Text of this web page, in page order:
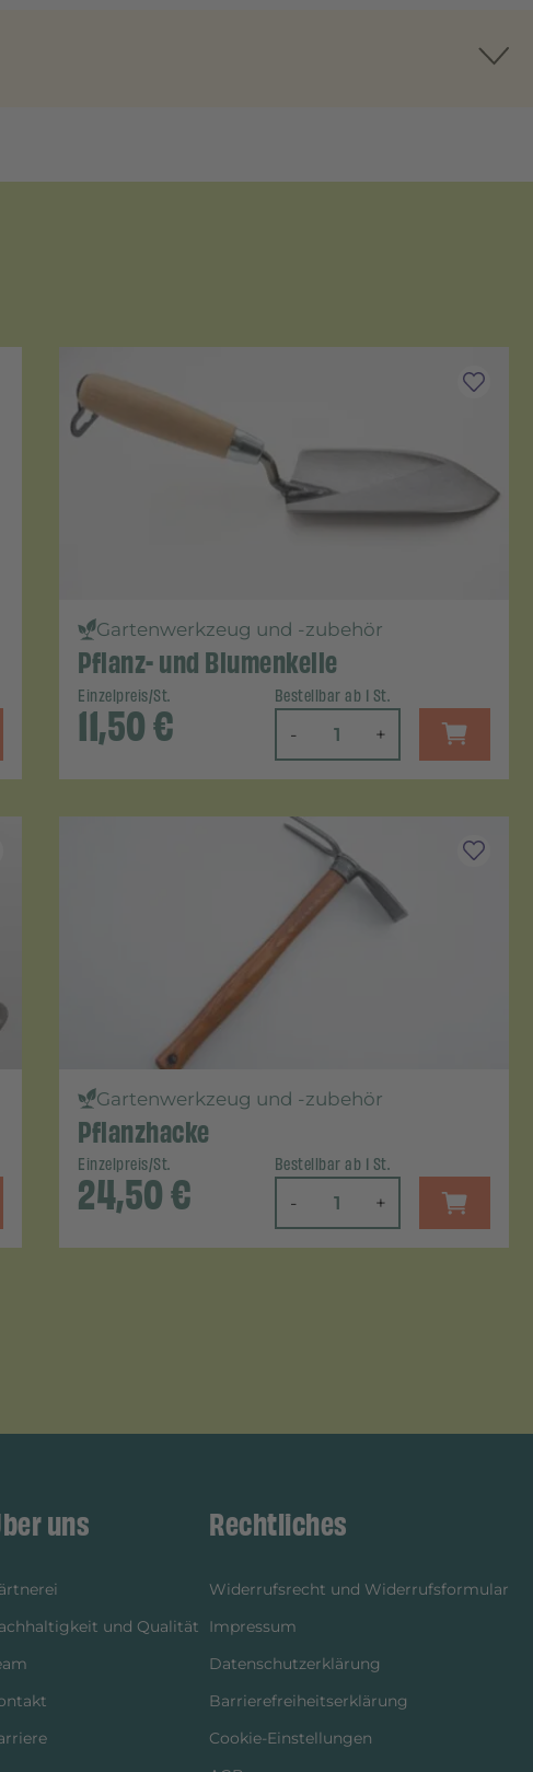
Gartenwerkzeug und -zubehör
Pflanz- und Blumenkelle
Einzelpreis/St.
11,50€
Bestellbar ab 1 St.
- +
Gartenwerkzeug und -zubehör
Pflanzhacke
Einzelpreis/St.
24,50€
Bestellbar ab 1 St.
- +
uns
und Qualität
Rechtliches
Widerrufsrecht und Widerrufsformular
Impressum
Datenschutzerklärung
Barrierefreiheitserklärung
Cookie-Einstellungen